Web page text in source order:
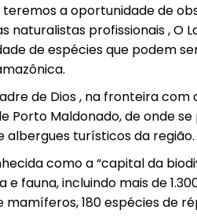
a oportunidade de
naturalistas profissionais , O
de espécies que podem
de Dios , na fronteira com
Porto Maldonado, de onde
albergues turísticos da região.
como a “capital da
fauna, incluindo mais de
mamíferos, 180 espécies de